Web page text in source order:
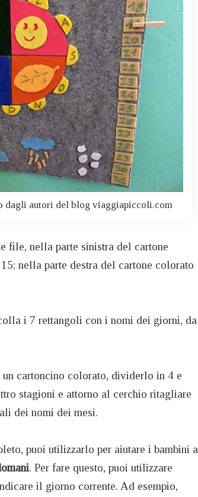
dagli autori del blog viaggiapiccoli.com
file, nella parte sinistra del cartone
nella parte destra del cartone colorato
i 7 rettangoli con i nomi dei giorni, da
cartoncino colorato, dividerlo in 4 e
stagioni e attorno al cerchio ritagliare
dei nomi dei mesi.
puoi utilizzarlo per aiutare i bambini a
. Per fare questo, puoi utilizzare
il giorno corrente. Ad esempio,